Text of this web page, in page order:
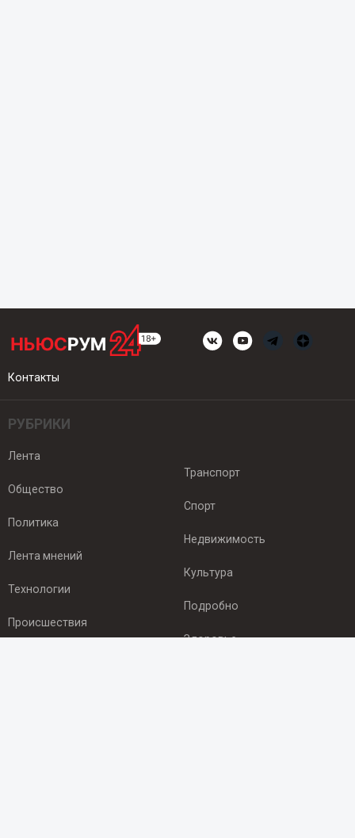
Контакты
РУБРИКИ
Лента
Общество
Политика
Лента мнений
Технологии
Происшествия
Транспорт
Спорт
Недвижимость
Культура
Подробно
Здоровье